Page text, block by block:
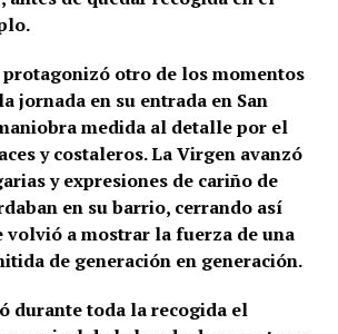
otro de los momentos
jornada en su entrada en San
medida al detalle por el
y costaleros. La Virgen avanzó
y expresiones de cariño de
en su barrio, cerrando así
volvió a mostrar la fuerza de una
de generación en generación.
durante toda la recogida el